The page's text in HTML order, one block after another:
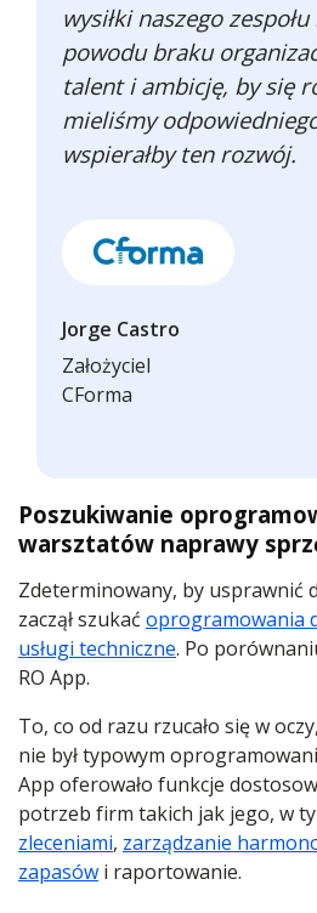
wysiłki naszego
powodu braku
talent i ambicję, by się
mieliśmy
wspierałby ten rozwój.
Jorge Castro
Założyciel
CForma
Poszukiwanie
warsztatów naprawy
Zdeterminowany, by usprawnić
zaczął szukać oprogramowania
usługi techniczne. Po
RO App.
To, co od razu rzucało się w
nie był typowym
App oferowało funkcje
potrzeb firm takich jak jego, w
zleceniami, zarządzanie
zapasów i raportowanie.